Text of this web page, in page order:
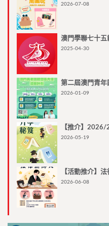
2026-07-08
澳門學聯七十五
2025-04-30
第二屆澳門青年
2026-01-09
【推介】
2026-05-19
【活動推介】
2026-06-08